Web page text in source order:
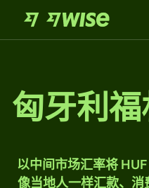
匈牙利
以中间市场汇率将
像当地人一样汇款、消